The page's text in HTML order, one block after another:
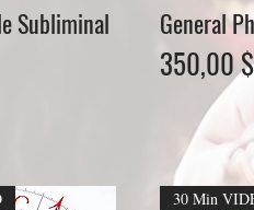
Subliminal
General
Preis
350,00 $
30 Min